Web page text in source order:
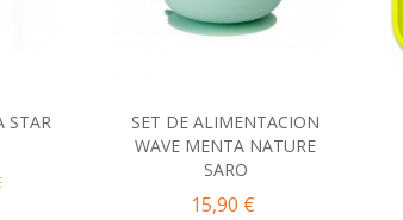
STAR
Añadir al carrito
SET DE ALIMENTACION
WAVE MENTA NATURE
SARO
15,90 €